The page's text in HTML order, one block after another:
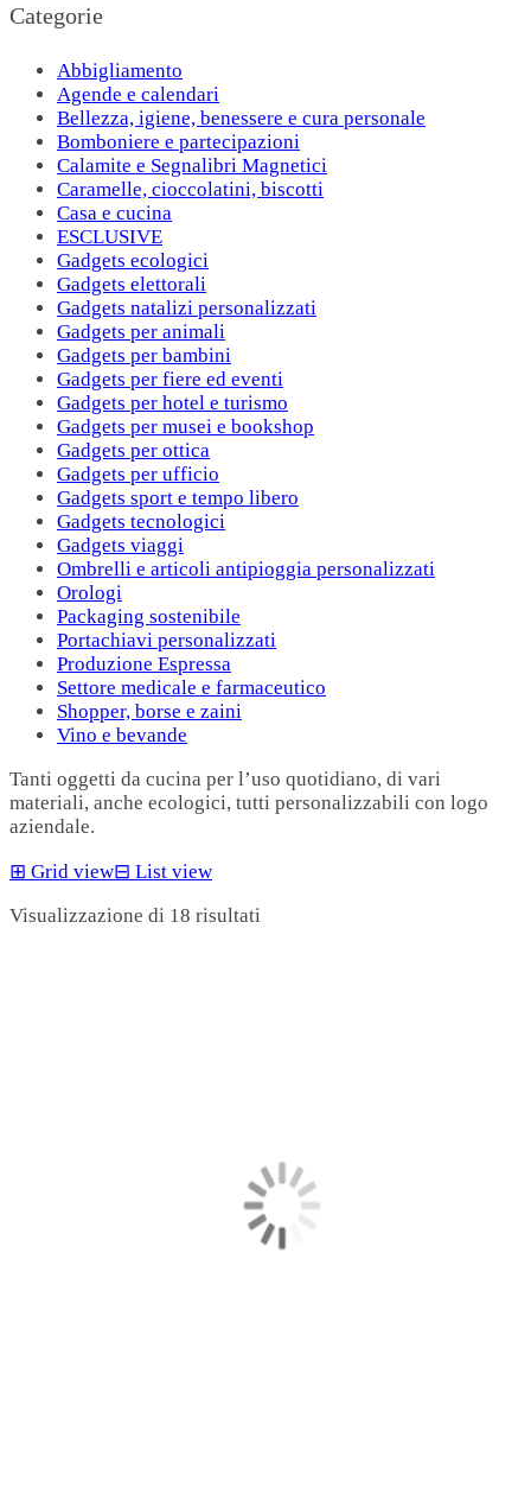
Categorie
Abbigliamento
Agende e calendari
Bellezza, igiene, benessere e cura personale
Bomboniere e partecipazioni
Calamite e Segnalibri Magnetici
Caramelle, cioccolatini, biscotti
Casa e cucina
ESCLUSIVE
Gadgets ecologici
Gadgets elettorali
Gadgets natalizi personalizzati
Gadgets per animali
Gadgets per bambini
Gadgets per fiere ed eventi
Gadgets per hotel e turismo
Gadgets per musei e bookshop
Gadgets per ottica
Gadgets per ufficio
Gadgets sport e tempo libero
Gadgets tecnologici
Gadgets viaggi
Ombrelli e articoli antipioggia personalizzati
Orologi
Packaging sostenibile
Portachiavi personalizzati
Produzione Espressa
Settore medicale e farmaceutico
Shopper, borse e zaini
Vino e bevande
Tanti oggetti da cucina per l’uso quotidiano, di vari
materiali, anche ecologici, tutti personalizzabili con logo
aziendale.
⊞ Grid view⊟ List view
Visualizzazione di 18 risultati